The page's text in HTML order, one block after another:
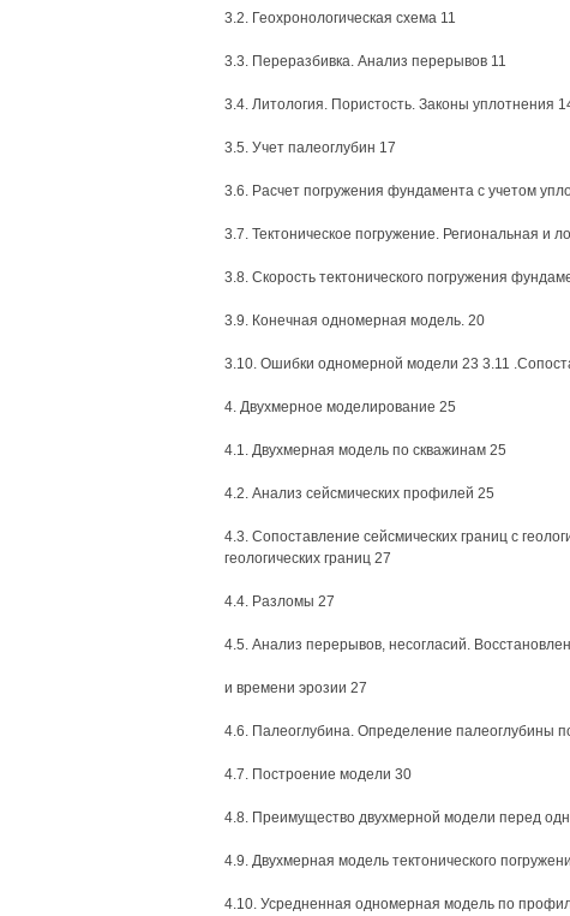
3.2. Геохронологическая схема 11
3.3. Переразбивка. Анализ перерывов 11
3.4. Литология. Пористость. Законы уплотнения
3.5. Учет палеоглубин 17
3.6. Расчет погружения фундамента с учетом
3.7. Тектоническое погружение. Региональная и
3.8. Скорость тектонического погружения
3.9. Конечная одномерная модель. 20
3.10. Ошибки одномерной модели 23 3.11
4. Двухмерное моделирование 25
4.1. Двухмерная модель по скважинам 25
4.2. Анализ сейсмических профилей 25
4.3. Сопоставление сейсмических границ с
геологических границ 27
4.4. Разломы 27
4.5. Анализ перерывов, несогласий.
и времени эрозии 27
4.6. Палеоглубина. Определение палеоглубины
4.7. Построение модели 30
4.8. Преимущество двухмерной модели перед
4.9. Двухмерная модель тектонического
4.10. Усредненная одномерная модель по